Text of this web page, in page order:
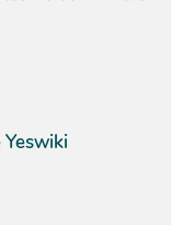
Yeswiki